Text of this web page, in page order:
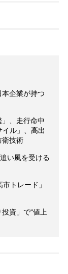
企業が持つ
」、走行命中
ル」、高出
技術
い風を受ける
トレード」
資」で“値上